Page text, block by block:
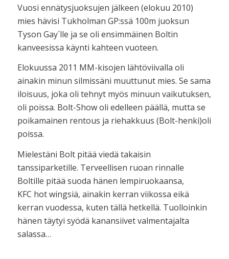
Vuosi ennätysjuoksujen jälkeen (elokuu 2010)
mies hävisi Tukholman GP:ssä 100m juoksun
Tyson Gay´lle ja se oli ensimmäinen Boltin
kanveesissa käynti kahteen vuoteen.
Elokuussa 2011 MM-kisojen lähtöviivalla oli
ainakin minun silmissäni muuttunut mies. Se sama
iloisuus, joka oli tehnyt myös minuun vaikutuksen,
oli poissa. Bolt-Show oli edelleen päällä, mutta se
poikamainen rentous ja riehakkuus (Bolt-henki)oli
poissa.
Mielestäni Bolt pitää viedä takaisin
tanssiparketille. Terveellisen ruoan rinnalle
Boltille pitää suoda hänen lempiruokaansa,
KFC hot wingsiä, ainakin kerran viikossa eikä
kerran vuodessa, kuten tällä hetkellä. Tuolloinkin
hänen täytyi syödä kanansiivet valmentajalta
salassa…